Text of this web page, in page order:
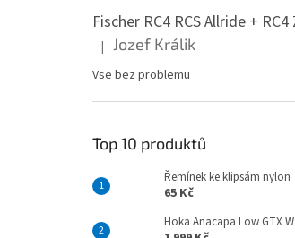
Hodnocení produktu je 5 z 5 hvězdiček.
| Jozef Králik
Vse bez problemu
Top 10 produktů
Řemínek ke klipsám nylon
65 Kč
Hoka Anacapa Low GTX W